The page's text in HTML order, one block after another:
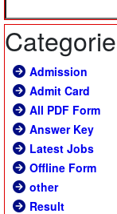
Admission
Admit Card
All PDF Form
Answer Key
Latest Jobs
Offline Form
other
Result